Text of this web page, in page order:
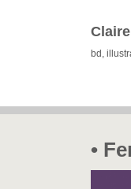
bd,
•